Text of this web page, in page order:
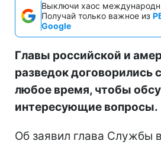
Выключи хаос
Получай только важное из
Google
Главы российской и
разведок договорились
любое время, чтобы
интересующие вопросы.
Об заявил глава Службы